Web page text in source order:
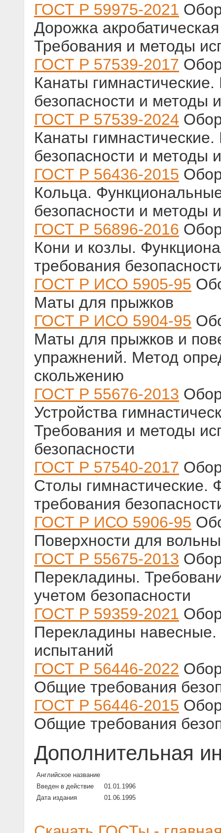
ГОСТ Р 59975-2021
Дорожка
Требования и методы
ГОСТ Р 57539-2017
Канаты
безопасности и методы
ГОСТ Р 57539-2024
Канаты
безопасности и методы
ГОСТ Р 56436-2015
Кольца.
безопасности и методы
ГОСТ Р 56896-2016
Кони и козлы.
требования
ГОСТ Р ИСО 5905-95
Маты для прыжков
ГОСТ Р ИСО 5904-95
Маты для прыжков и
упражнений. Метод
скольжению
ГОСТ Р 55676-2013
Устройства
Требования и методы
безопасности
ГОСТ Р 57540-2017
Столы гимнастические.
требования
ГОСТ Р ИСО 5906-95
Поверхности для
ГОСТ Р 55675-2013
Перекладины.
учетом безопасности
ГОСТ Р 59359-2021
Перекладины
испытаний
ГОСТ Р 56446-2022
Общие требования
ГОСТ Р 56446-2015
Общие требования
Дополнительная
Английское название
Введен в действие
01.01.1996
Дата издания
01.06.1995